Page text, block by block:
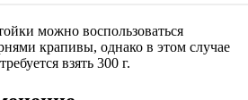
можно воспользоваться
крапивы, однако в этом случае
взять 300 г.